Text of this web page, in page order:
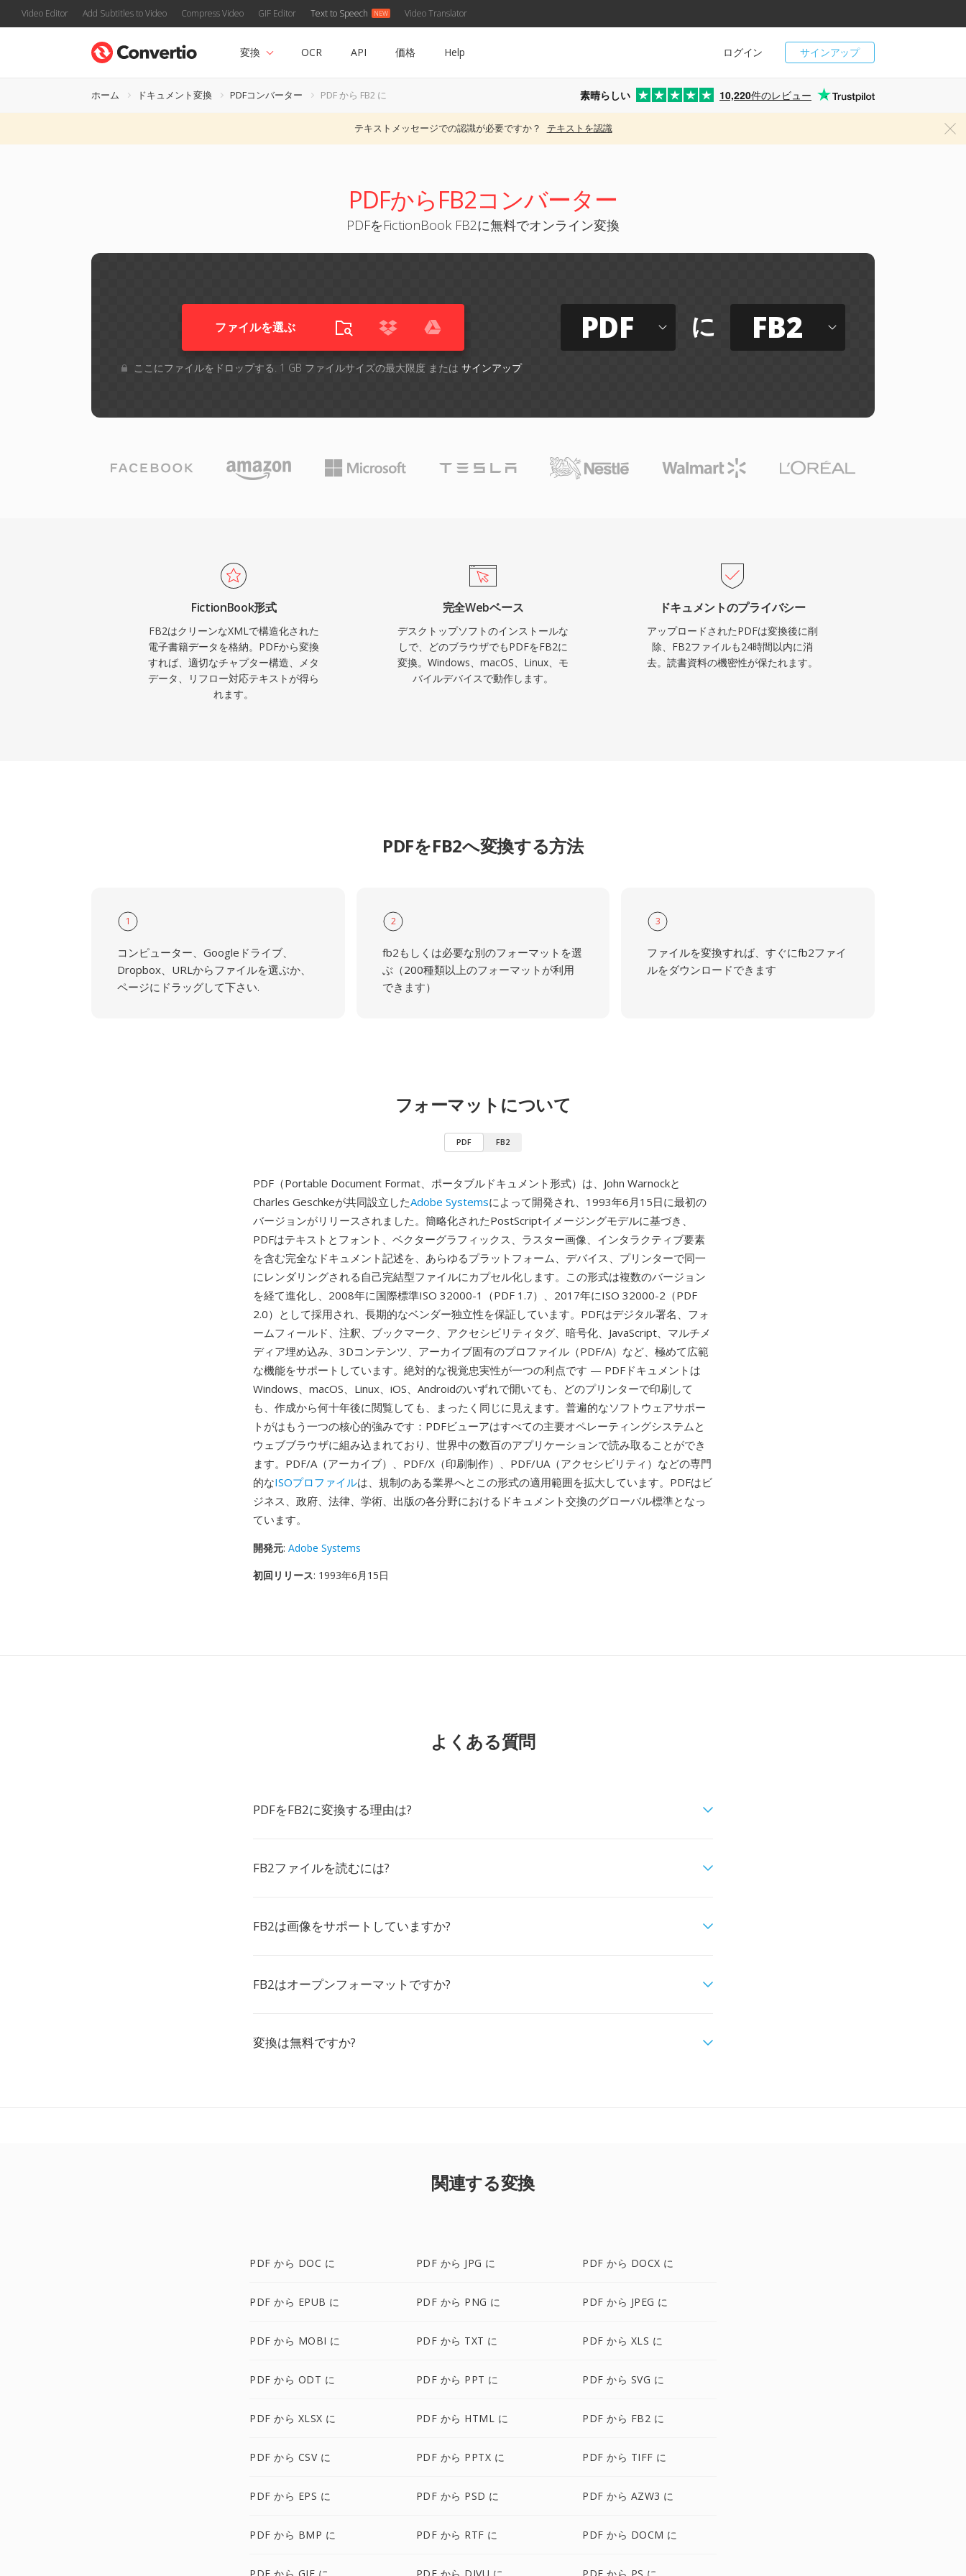
Video Editor Add Subtitles to Video Compress Video GIF Editor Text to Speech Video Translator
サインアップ
ログイン
変換 OCR API 価格 Help
ホーム ドキュメント変換 PDFコンバーター PDF から FB2 に 素晴らしい 10,220件のレビュー
テキストメッセージでの認識が必要ですか？ テキストを認識
PDFからFB2コンバーター
PDFをFictionBook FB2に無料でオンライン変換
ファイルを選ぶ
ここにファイルをドロップする. 1 GB ファイルサイズの最大限度 または サインアップ
PDF に FB2
FictionBook形式
FB2はクリーンなXMLで構造化された
電子書籍データを格納。PDFから変換
すれば、適切なチャプター構造、メタ
データ、リフロー対応テキストが得ら
れます。
完全Webベース
デスクトップソフトのインストールな
しで、どのブラウザでもPDFをFB2に
変換。Windows、macOS、Linux、モ
バイルデバイスで動作します。
ドキュメントのプライバシー
アップロードされたPDFは変換後に削
除、FB2ファイルも24時間以内に消
去。読書資料の機密性が保たれます。
PDFをFB2へ変換する方法
1
コンピューター、Googleドライブ、
Dropbox、URLからファイルを選ぶか、
ページにドラッグして下さい.
2
fb2もしくは必要な別のフォーマットを選
ぶ（200種類以上のフォーマットが利用
できます）
3
ファイルを変換すれば、すぐにfb2ファイ
ルをダウンロードできます
フォーマットについて
PDF FB2
PDF（Portable Document Format、ポータブルドキュメント形式）は、John Warnockと
Charles Geschkeが共同設立したAdobe Systemsによって開発され、1993年6月15日に最初の
バージョンがリリースされました。簡略化されたPostScriptイメージングモデルに基づき、
PDFはテキストとフォント、ベクターグラフィックス、ラスター画像、インタラクティブ要素
を含む完全なドキュメント記述を、あらゆるプラットフォーム、デバイス、プリンターで同一
にレンダリングされる自己完結型ファイルにカプセル化します。この形式は複数のバージョン
を経て進化し、2008年に国際標準ISO 32000-1（PDF 1.7）、2017年にISO 32000-2（PDF
2.0）として採用され、長期的なベンダー独立性を保証しています。PDFはデジタル署名、フォ
ームフィールド、注釈、ブックマーク、アクセシビリティタグ、暗号化、JavaScript、マルチメ
ディア埋め込み、3Dコンテンツ、アーカイブ固有のプロファイル（PDF/A）など、極めて広範
な機能をサポートしています。絶対的な視覚忠実性が一つの利点です — PDFドキュメントは
Windows、macOS、Linux、iOS、Androidのいずれで開いても、どのプリンターで印刷して
も、作成から何十年後に閲覧しても、まったく同じに見えます。普遍的なソフトウェアサポー
トがはもう一つの核心的強みです：PDFビューアはすべての主要オペレーティングシステムと
ウェブブラウザに組み込まれており、世界中の数百のアプリケーションで読み取ることができ
ます。PDF/A（アーカイブ）、PDF/X（印刷制作）、PDF/UA（アクセシビリティ）などの専門
的なISOプロファイルは、規制のある業界へとこの形式の適用範囲を拡大しています。PDFはビ
ジネス、政府、法律、学術、出版の各分野におけるドキュメント交換のグローバル標準となっ
ています。
開発元: Adobe Systems
初回リリース: 1993年6月15日
よくある質問
PDFをFB2に変換する理由は?
FB2ファイルを読むには?
FB2は画像をサポートしていますか?
FB2はオープンフォーマットですか?
変換は無料ですか?
関連する変換
PDF から DOC に PDF から JPG に PDF から DOCX に
PDF から EPUB に PDF から PNG に PDF から JPEG に
PDF から MOBI に PDF から TXT に PDF から XLS に
PDF から ODT に PDF から PPT に PDF から SVG に
PDF から XLSX に PDF から HTML に PDF から FB2 に
PDF から CSV に PDF から PPTX に PDF から TIFF に
PDF から EPS に PDF から PSD に PDF から AZW3 に
PDF から BMP に PDF から RTF に PDF から DOCM に